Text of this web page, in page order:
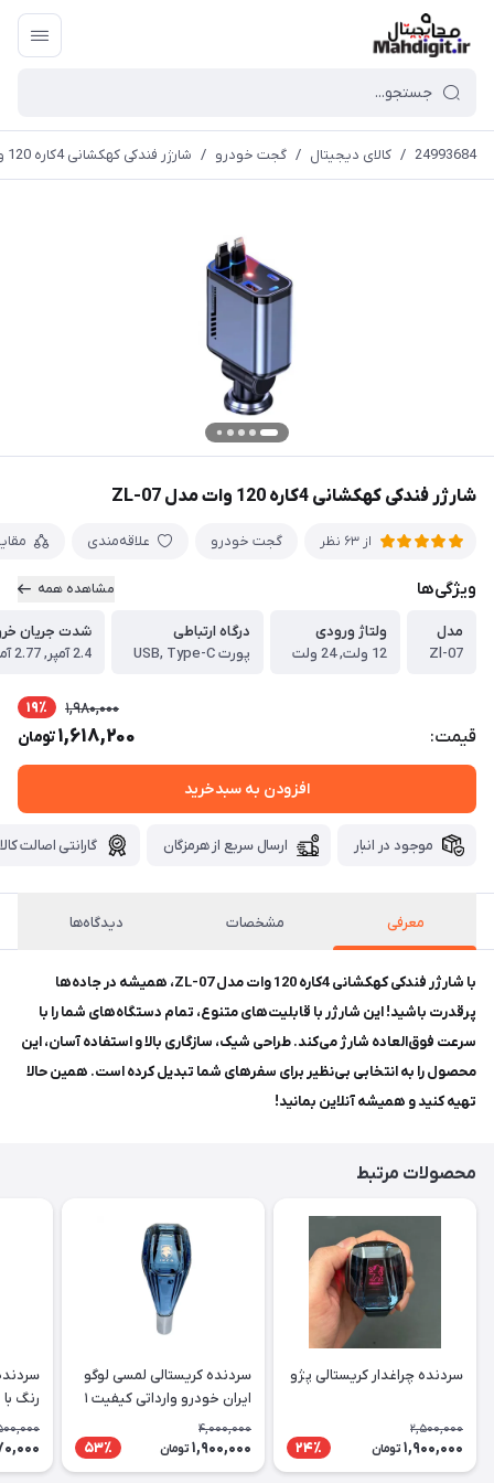
24993684
/ کالای دیجیتال / گجت خودرو / شارژر فندکی کهکشانی 4کاره 120 وات مدل ZL-07
شارژر فندکی کهکشانی 4کاره 120 وات مدل ZL-07
از 63 نظر گجت خودرو علاقه‌مندی
ویژگی‌ها مشاهده همه
مدل
Zl-07
ولتاژ ورودی
12 ولت, 24 ولت
درگاه ارتباطی
پورت USB, Type-C
شدت جریان
2.4 آمپر, 2.77 آمپر, 3 آمپر
قیمت:
1,980,000 19٪
1,618,200تومان
افزودن به سبدخرید
موجود در انبار ارسال سریع از هرمزگان گارانتی اصالت کالا
معرفی مشخصات دیدگاه‌ها
با شارژر فندکی کهکشانی 4کاره 120 وات مدل ZL-07، همیشه در جاده‌ها
پرقدرت باشید! این شارژر با قابلیت‌های متنوع، تمام دستگاه‌های شما را با
سرعت فوق‌العاده شارژ می‌کند. طراحی شیک، سازگاری بالا و استفاده آسان، این
محصول را به انتخابی بی‌نظیر برای سفرهای شما تبدیل کرده است. همین حالا
تهیه کنید و همیشه آنلاین بمانید!
محصولات مرتبط
سردنده چراغدار کریستالی پژو
2,500,000
1,900,000 تومان 24٪
سردنده کریستالی لمسی لوگو
ایران خودرو وارداتی کیفیت ۱
4,000,000
1,900,000 تومان 53٪
رنگ